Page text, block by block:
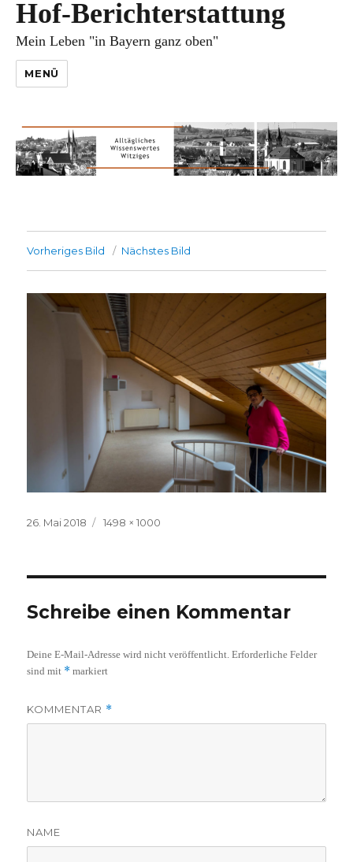
Hof-Berichterstattung
Mein Leben "in Bayern ganz oben"
MENÜ
Vorheriges Bild Nächstes Bild
Veröffentlicht
26. Mai 2018
Volle
1498 × 1000
Schreibe einen Kommentar
Deine E-Mail-Adresse wird nicht veröffentlicht. Erforderliche Felder
sind mit * markiert
KOMMENTAR *
NAME